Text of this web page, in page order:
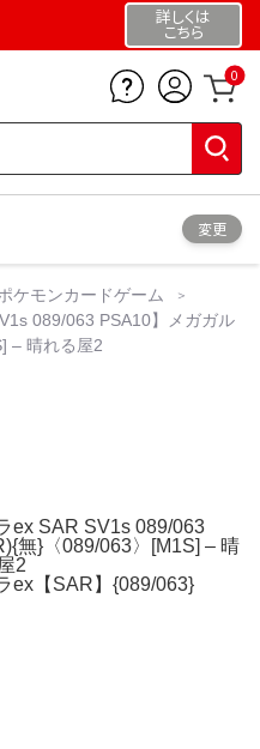
詳しくは
こちら
0
変更
ケモンカードゲーム
089/063 PSA10】メガガル
– 晴れる屋2